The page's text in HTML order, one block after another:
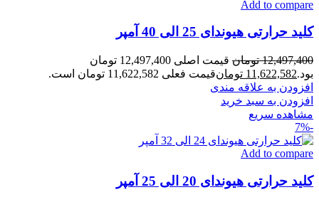
Add to compare
کلید حرارتی هیوندای 25 الی 40 آمپر
12,497,400 تومان
قیمت اصلی 12,497,400 تومان
بود.11,622,582 تومانقیمت فعلی 11,622,582 تومان است.
افزودن به علاقه مندی
افزودن به سبد خرید
مشاهده سریع
-7%
Add to compare
کلید حرارتی هیوندای 20 الی 25 آمپر